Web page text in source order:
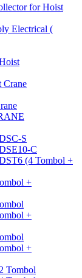
for Hoist
Electrical (
Crane
S
C
(4 Tombol +
+
+
+
Tombol